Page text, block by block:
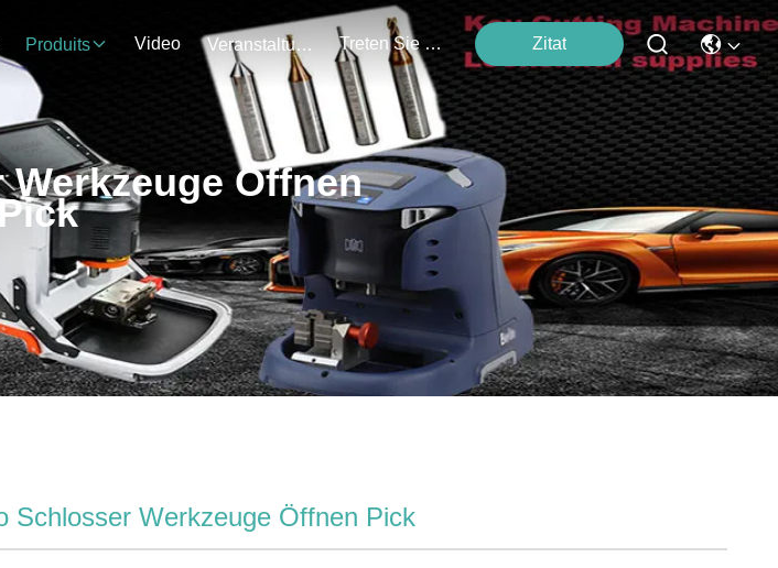
Produits Video Veranstaltungen Treten Sie Mit Uns In Verbindung Zitat
Öffnen
Schlosser Werkzeuge Öffnen Pick